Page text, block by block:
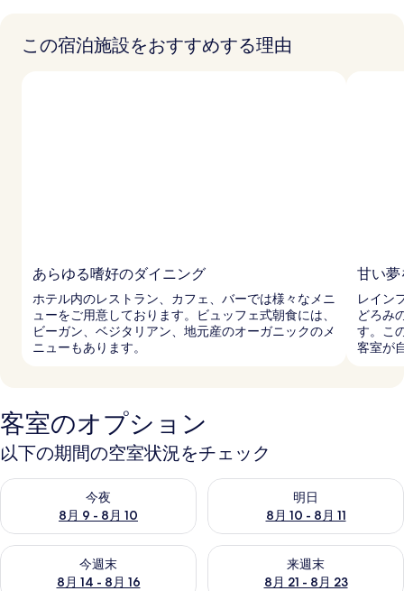
この宿泊施設をおすすめする理由
あらゆる嗜好のダイニング
ホテル内のレストラン、カフェ、バーでは様々なメニ
ューをご用意しております。ビュッフェ式朝食には、
ビーガン、ベジタリアン、地元産のオーガニックのメ
ニューもあります。
甘い夢
レイン
どろみ
す。こ
客室が
客室のオプション
以下の期間の空室状況をチェック
今夜
8月 9 - 8月 10
今夜 8月 9 - 8月 10 の空室状況をチェック
明日
8月 10 - 8月 11
明日 8月 10 - 8月 11 の空室状
今週末
8月 14 - 8月 16
今週末 8月 14 - 8月 16 の空室状況をチェック
来週末
8月 21 - 8月 23
来週末 8月 21 - 8月 23 の空室